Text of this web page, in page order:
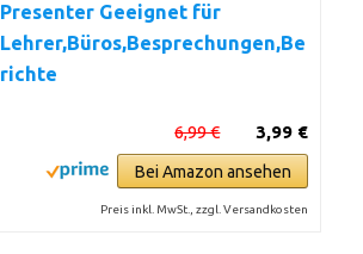
Presenter Geeignet für
Lehrer,Büros,Besprechungen,Be
richte
3,99 €
6,99 €
Bei Amazon ansehen
Preis inkl. MwSt., zzgl. Versandkosten